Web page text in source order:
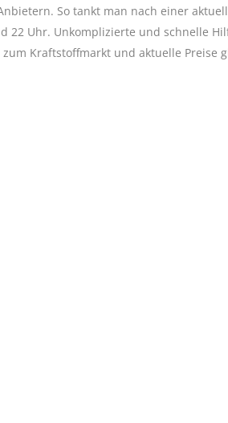
So tankt man nach einer
22 Uhr. Unkomplizierte und schnelle
Kraftstoffmarkt und aktuelle Preise